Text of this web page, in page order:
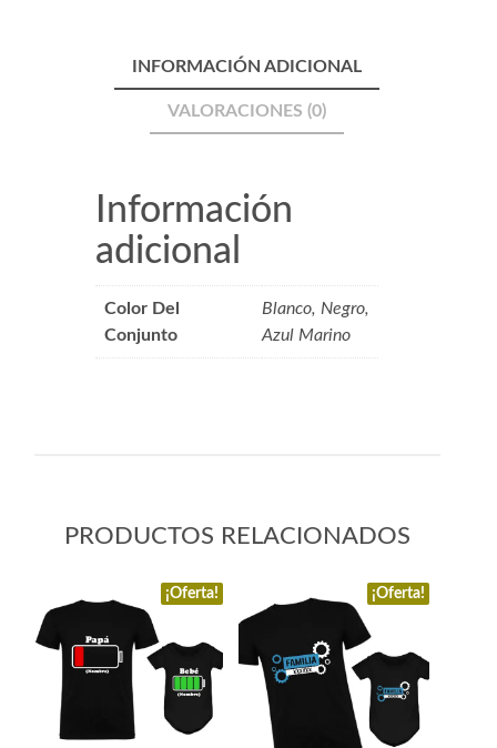
INFORMACIÓN ADICIONAL
VALORACIONES (0)
Información
adicional
Color Del
Conjunto
Blanco, Negro,
Azul Marino
PRODUCTOS RELACIONADOS
¡Oferta! ¡Oferta!